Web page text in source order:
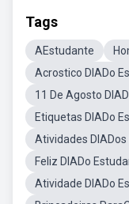
Tags
AEstudante
Acrostico DIADo
11 De Agosto
Etiquetas DIADo
Atividades
Feliz DIADo
Atividade DIADo